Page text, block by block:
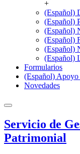
+
(Español)
(Español)
(Español)
(Español)
(Español)
(Español)
Formularios
(Español) Apoyo
Novedades
Servicio de
Patrimonial